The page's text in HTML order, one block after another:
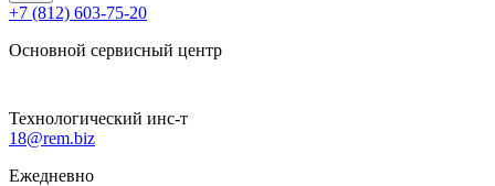
+7 (812) 603-75-20
Основной сервисный центр
Технологический инс-т
18@rem.biz
Ежедневно